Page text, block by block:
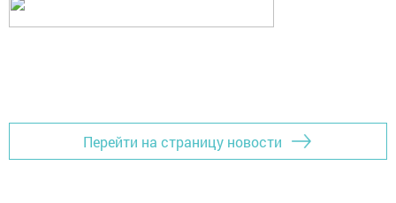
Перейти на страницу новости